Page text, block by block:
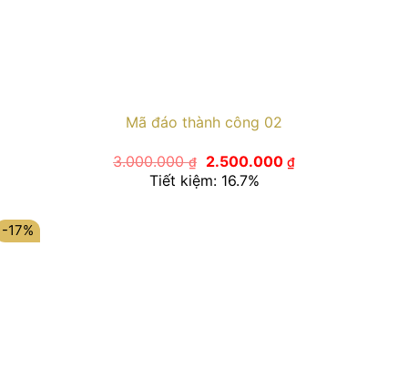
Mã đáo thành công 02
3.000.000₫
Giá
gốc
là:
2.500.000 ₫Giá
hiện
Tiết kiệm: 16.7%
-17%